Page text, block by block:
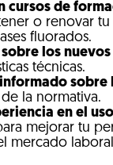
cursos de
o renovar tu
fluorados.
los
técnicas.
sobre
la normativa.
en el
mejorar tu
mercado